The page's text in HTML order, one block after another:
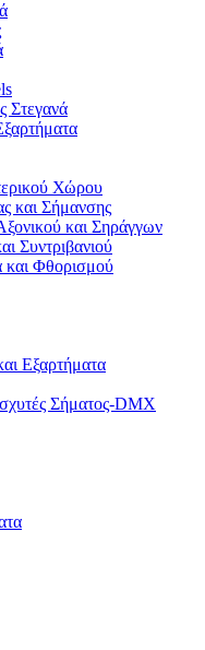
Στεγανά
Χώρου
και Σήμανσης
και Σηράγγων
Συντριβανιού
και Φθορισμού
Εξαρτήματα
Σήματος-DMX